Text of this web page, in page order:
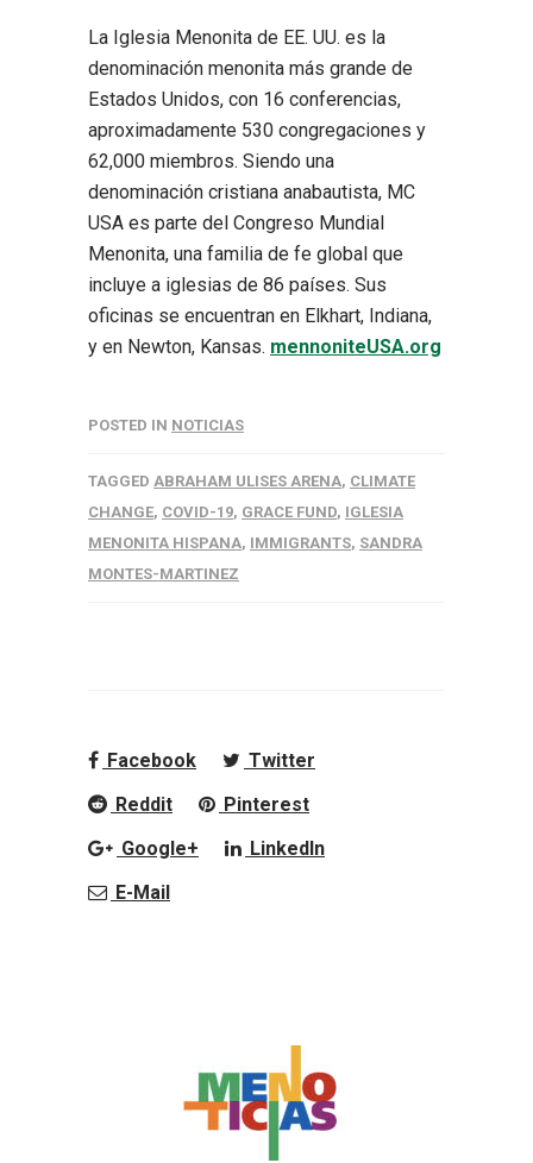
La Iglesia Menonita de EE. UU. es la
denominación menonita más grande de
Estados Unidos, con 16 conferencias,
aproximadamente 530 congregaciones y
62,000 miembros. Siendo una
denominación cristiana anabautista, MC
USA es parte del Congreso Mundial
Menonita, una familia de fe global que
incluye a iglesias de 86 países. Sus
oficinas se encuentran en Elkhart, Indiana,
y en Newton, Kansas. mennoniteUSA.org
POSTED IN NOTICIAS
TAGGED ABRAHAM ULISES ARENA, CLIMATE
CHANGE, COVID-19, GRACE FUND, IGLESIA
MENONITA HISPANA, IMMIGRANTS, SANDRA
MONTES-MARTINEZ
Facebook
Twitter
Reddit
Pinterest
Google+
LinkedIn
E-Mail